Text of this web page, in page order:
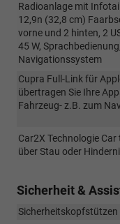
Radioanlage mit
12,9n (32,8 cm)
vorne und 2 hinten, 2
45 W,
Navigationssystem
Cupra Full-Link für
übertragen Sie Ihre
Fahrzeug- z.B. zum
Car2X Technologie
über Stau oder
Sicherheit &